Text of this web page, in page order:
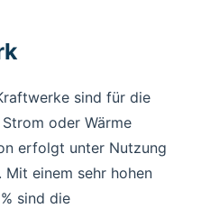
sind für die
oder Wärme
erfolgt unter Nutzung
einem sehr hohen
sind die